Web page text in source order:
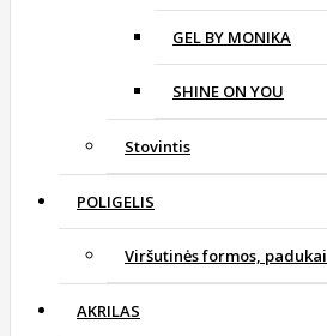
GEL BY MONIKA
SHINE ON YOU
Stovintis
POLIGELIS
Viršutinės formos, padukai
AKRILAS